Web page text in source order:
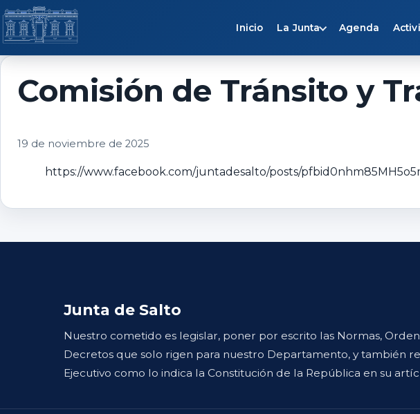
Saltar al contenido
Inicio La Junta Agenda
Comisión de Tránsito y
19 de noviembre de 2025
https://www.facebook.com/juntadesalto/posts/
Junta de Salto
Nuestro cometido es legislar, poner por escrito las Normas,
Decretos que solo rigen para nuestro Departamento, y también
Ejecutivo como lo indica la Constitución de la República en su